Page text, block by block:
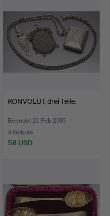
KONVOLUT, drei Teile.
Beendet 21. Feb 2016
4 Gebote
58 USD